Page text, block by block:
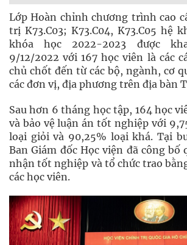
Lớp Hoàn chỉnh chương trình cao
trị K73.C03; K73.C04, K73.C05 hệ
khóa học 2022-2023 được
9/12/2022 với 167 học viên là các
chủ chốt đến từ các bộ, ngành, cơ
các đơn vị, địa phương trên địa bàn
Sau hơn 6 tháng học tập, 164 học
và bảo vệ luận án tốt nghiệp với
loại giỏi và 90,25% loại khá. Tại
Ban Giám đốc Học viện đã công bố
nhận tốt nghiệp và tổ chức trao
các học viên.